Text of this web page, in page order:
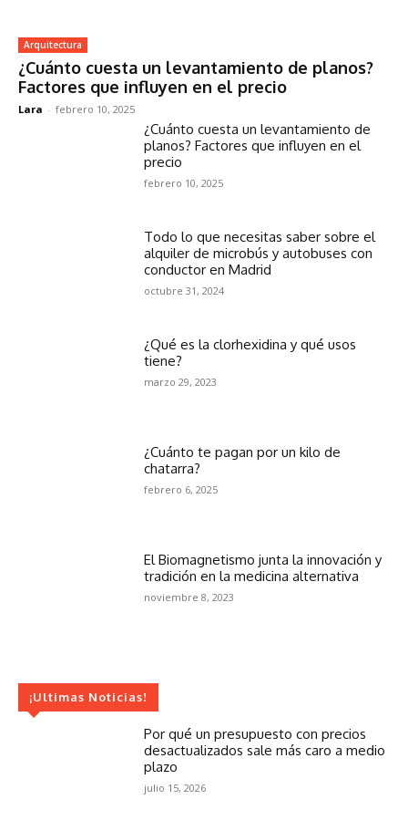
Arquitectura
¿Cuánto cuesta un levantamiento de planos?
Factores que influyen en el precio
Lara - febrero 10, 2025
¿Cuánto cuesta un levantamiento de
planos? Factores que influyen en el
precio
febrero 10, 2025
Todo lo que necesitas saber sobre el
alquiler de microbús y autobuses con
conductor en Madrid
octubre 31, 2024
¿Qué es la clorhexidina y qué usos
tiene?
marzo 29, 2023
¿Cuánto te pagan por un kilo de
chatarra?
febrero 6, 2025
El Biomagnetismo junta la innovación y
tradición en la medicina alternativa
noviembre 8, 2023
¡Ultimas Noticias!
Por qué un presupuesto con precios
desactualizados sale más caro a medio
plazo
julio 15, 2026